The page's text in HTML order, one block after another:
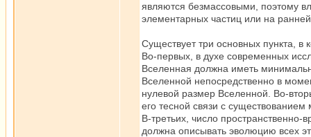
являются безмассовыми, поэтому
элементарных частиц или на
Существует три основных пункта,
Во-первых, в духе современных
Вселенная должна иметь
Вселенной непосредственно в
нулевой размер Вселенной. Во-
его тесной связи с
В-третьих, число
должна описывать эволюцию всех